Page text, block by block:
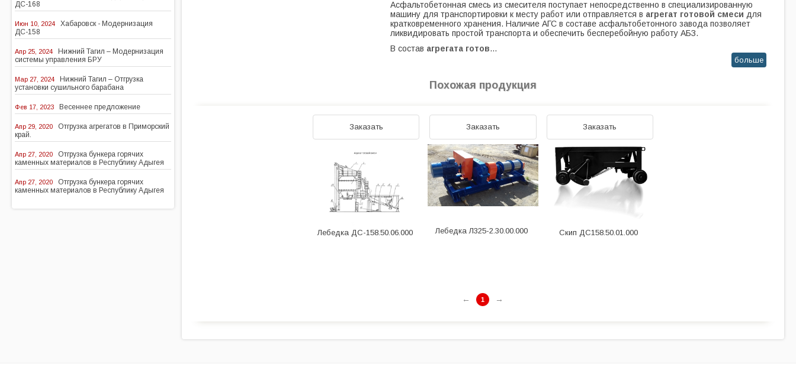
ДС-168
Июн 10, 2024
Хабаровск - Модернизация
ДС-158
Апр 25, 2024
Нижний Тагил – Модернизация
системы управления БРУ
Мар 27, 2024
Нижний Тагил – Отгрузка
установки сушильного барабана
Фев 17, 2023 Весеннее предложение
Апр 29, 2020
Отгрузка агрегатов в Приморский
край.
Апр 27, 2020
Отгрузка бункера горячих
каменных материалов в Республику Адыгея
Апр 27, 2020
Отгрузка бункера горячих
каменных материалов в Республику Адыгея
Асфальтобетонная смесь из смесителя поступает непосредственно в специализированную
машину для транспортировки к месту работ или отправляется в агрегат готовой смеси для
кратковременного хранения. Наличие АГС в составе асфальтобетонного завода позволяет
ликвидировать простой транспорта и обеспечить бесперебойную работу АБЗ.
В состав агрегата готов…
больше
Похожая продукция
Заказать
Лебедка ДС-158.50.06.000
Заказать
Лебедка Л325-2.30.00.000
Заказать
Скип ДС158.50.01.000
← 1 →